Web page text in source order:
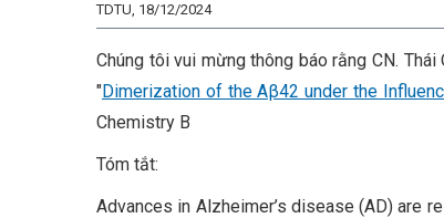
TDTU, 18/12/2024
Chúng tôi vui mừng thông báo rằng CN.
"Dimerization of the Aβ42 under the
Chemistry B
Tóm tắt:
Advances in Alzheimer’s disease (AD) are